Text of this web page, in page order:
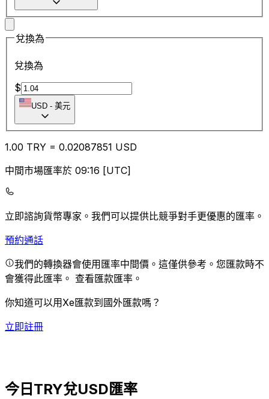
兌換為
兌換為
$
USD - 美元
1.00 TRY = 0.02087851 USD
中間市場匯率於 09:16 [UTC]
立即諮詢貨幣專家。 我們可以提供比競爭對手更優惠的匯率。
預約通話
我們的轉換器會使用匯率中間價。這僅供參考。您匯款時不
會獲得此匯率。 查看匯款匯率。
你知道可以用Xe匯款到國外匯款嗎？
立即註冊
今日TRY兌USD匯率